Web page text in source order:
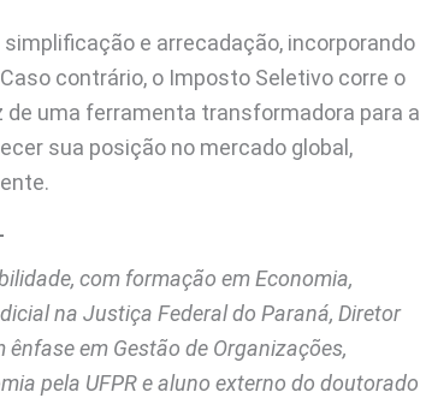
e arrecadação, incorporando
contrário, o Imposto Seletivo corre o
uma ferramenta transformadora para a
sua posição no mercado global,
com formação em Economia,
na Justiça Federal do Paraná, Diretor
em Gestão de Organizações,
pela UFPR e aluno externo do doutorado